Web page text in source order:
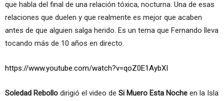
que habla del final de una relación tóxica, nocturna. Una de esas
relaciones que duelen y que realmente es mejor que acaben
antes de que alguien salga herido. Es un tema que Fernando lleva
tocando más de 10 años en directo.
https://www.youtube.com/watch?v=qoZ0E1AybXI
Soledad Rebollo dirigió el video de Si Muero Esta Noche en la Isla